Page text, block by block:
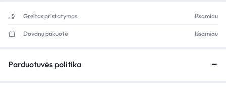
Greitas pristatymas Išsamiau
Dovanų pakuotė Išsamiau
Parduotuvės politika